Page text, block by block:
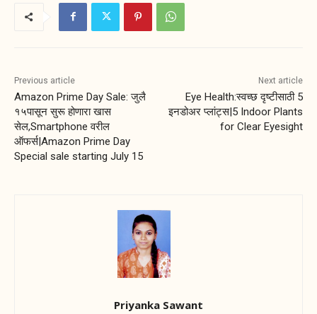
Previous article
Amazon Prime Day Sale: जुलै
१५पासून सुरू होणारा खास
सेल,Smartphone वरील
ऑफर्स|Amazon Prime Day
Special sale starting July 15
Next article
Eye Health:स्वच्छ दृष्टीसाठी 5
इनडोअर प्लांट्स|5 Indoor Plants
for Clear Eyesight
Priyanka Sawant